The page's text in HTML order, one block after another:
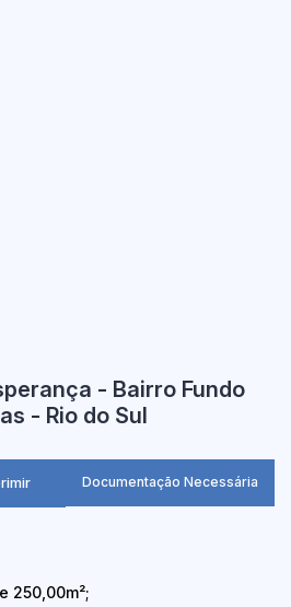
- Bairro Fundo
- Rio do Sul
Documentação Necessária
250,00m²;